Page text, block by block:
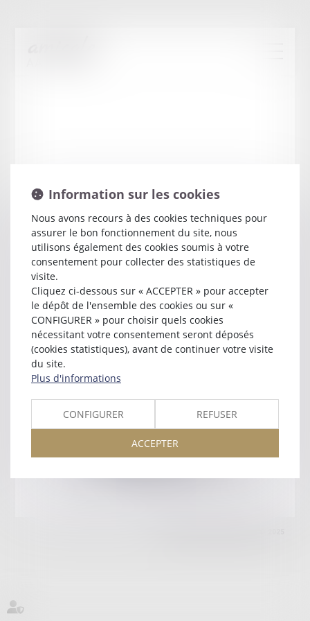
FrancoisMEURIN
26 RUE DES CORDELIERS
77100 MEAUX
Tél : 01 60 09 99 60
Retour
HonorairesMentions légalesPlan du site
11 Place des Cinq Martyrs du Lycée Buffon, 75014 PARIS
Information sur les cookies
Nous avons recours à des cookies techniques pour
assurer le bon fonctionnement du site, nous
utilisons également des cookies soumis à votre
consentement pour collecter des statistiques de
visite.
Cliquez ci-dessous sur « ACCEPTER » pour accepter
le dépôt de l'ensemble des cookies ou sur «
CONFIGURER » pour choisir quels cookies
nécessitant votre consentement seront déposés
(cookies statistiques), avant de continuer votre visite
du site.
Plus d'informations
CONFIGURER REFUSER
ACCEPTER